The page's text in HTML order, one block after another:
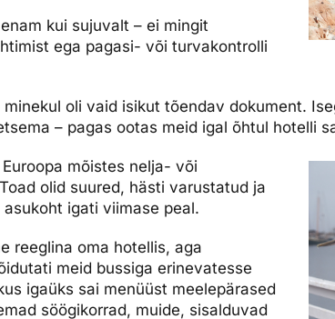
kui sujuvalt – ei mingit
ega pagasi- või turvakontrolli
minekul oli vaid isikut tõendav dokument.
– pagas ootas meid igal õhtul hotelli
mõistes nelja- või
olid suured, hästi varustatud ja
igati viimase peal.
reeglina oma hotellis, aga
meid bussiga erinevatesse
igaüks sai menüüst meelepärased
söögikorrad, muide, sisalduvad